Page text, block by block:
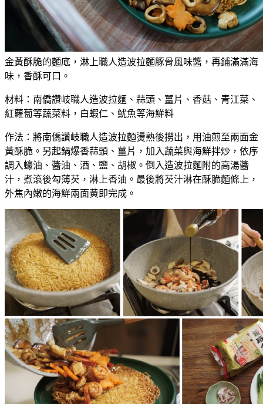
金黃酥脆的麵底，淋上職人造波拉麵豚骨風味醬，再鋪滿滿海
味，香酥可口。
材料：南僑讚岐職人造波拉麵、蒜頭、薑片、香菇、青江菜、
紅蘿蔔等蔬菜料，白蝦仁、魷魚等海鮮料
作法：將南僑讚岐職人造波拉麵燙熟後撈出，用油煎至兩面金
黃酥脆。另起鍋爆香蒜頭、薑片，加入蔬菜與海鮮拌炒，依序
調入蠔油、醬油、酒、鹽、胡椒。倒入造波拉麵附的高湯醬
汁，煮滾後勾薄芡，淋上香油。最後將芡汁淋在酥脆麵條上，
外焦內嫩的海鮮兩面黃即完成。